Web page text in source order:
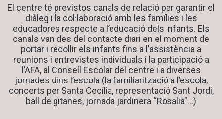
El centre té previstos canals de relació per garantir el
diàleg i la col·laboració amb les famílies i les
educadores respecte a l’educació dels infants. Els
canals van des del contacte diari en el moment de
portar i recollir els infants fins a l’assistència a
reunions i entrevistes individuals i la participació a
l’AFA, al Consell Escolar del centre i a diverses
jornades dins l’escola (la familiarització a l’escola,
concerts per Santa Cecília, representació Sant Jordi,
ball de gitanes, jornada jardinera “Rosalia”…)